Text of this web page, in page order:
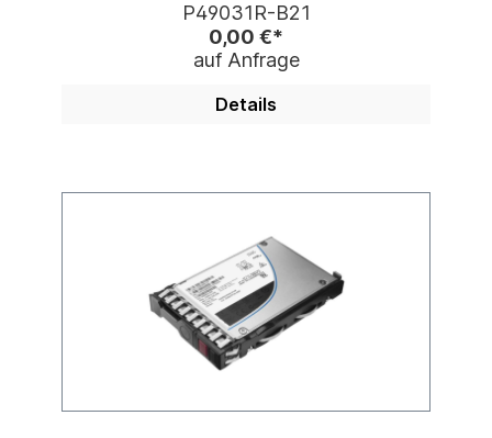
P49031R-B21
0,00 €*
auf Anfrage
Details